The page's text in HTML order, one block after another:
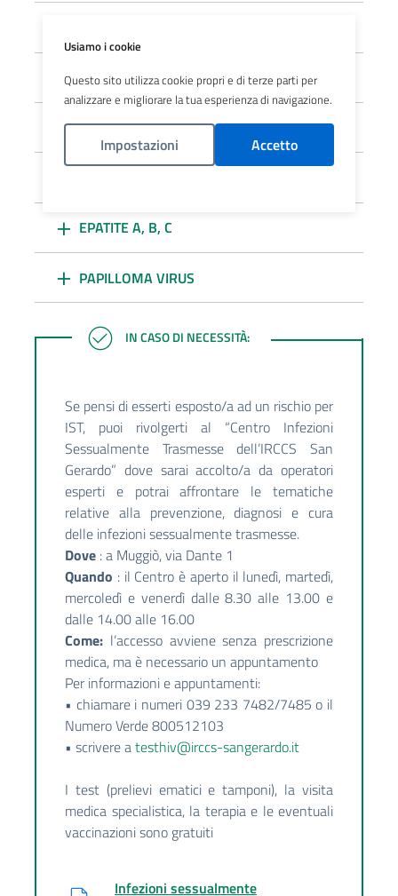
SIFILIDE O LUE
GONORREA
EPATITE A, B, C
PAPILLOMA VIRUS
IN CASO DI NECESSITÀ:
IN CASO DI NECESSITÀ:
Se pensi di esserti esposto/a ad un rischio per
IST, puoi rivolgerti al “Centro Infezioni
Sessualmente Trasmesse dell’IRCCS San
Gerardo” dove sarai accolto/a da operatori
esperti e potrai affrontare le tematiche
relative alla prevenzione, diagnosi e cura
delle infezioni sessualmente trasmesse.
Dove : a Muggiò, via Dante 1
Quando : il Centro è aperto il lunedì, martedì,
mercoledì e venerdì dalle 8.30 alle 13.00 e
dalle 14.00 alle 16.00
Come: l’accesso avviene senza prescrizione
medica, ma è necessario un appuntamento
Per informazioni e appuntamenti:
• chiamare i numeri 039 233 7482/7485 o il
Numero Verde 800512103
• scrivere atesthiv@irccs-sangerardo.it
I test (prelievi ematici e tamponi), la visita
medica specialistica, la terapia e le eventuali
vaccinazioni sono gratuiti
Infezioni sessualmente
Usiamo i cookie
Questo sito utilizza cookie propri e di terze parti per
analizzare e migliorare la tua esperienza di navigazione.
Impostazioni Accetto